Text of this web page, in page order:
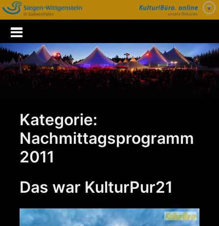
Zum
Inhalt
springen
Kategorie:
Nachmittagsprogramm
2011
Das war KulturPur21